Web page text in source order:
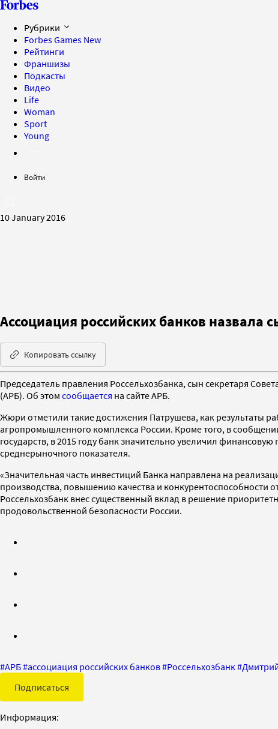
Рубрики
Forbes Games New
Рейтинги
Франшизы
Подкасты
Видео
Life
Woman
Sport
Young
Войти
10 January 2016
Ассоциация российских банков назвала
Копировать ссылку
Председатель правления Россельхозбанка, сын секретаря
(АРБ). Об этом сообщается на сайте АРБ.
Жюри отметили такие достижения Патрушева, как результаты
агропромышленного комплекса России. Кроме того, в
государств, в 2015 году банк значительно увеличил
среднерыночного показателя.
«Значительная часть инвестиций Банка направлена на
производства, повышению качества и конкурентоспособности
Россельхозбанк внес существенный вклад в решение
продовольственной безопасности России.
#АРБ#ассоциация российских банков#Россельхозбанк#
Подписаться
Информация: